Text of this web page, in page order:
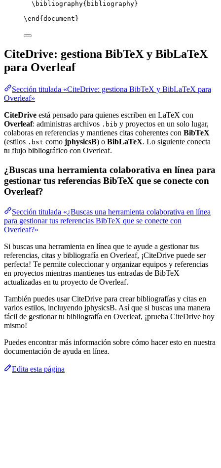
\bibliography{bibliography}
\end { document }
CiteDrive: gestiona BibTeX y BibLaTeX
para Overleaf
Sección titulada «CiteDrive: gestiona BibTeX y BibLaTeX para
Overleaf»
CiteDrive está pensado para quienes escriben en LaTeX con
Overleaf: administras archivos .bib y proyectos en un solo lugar,
colaboras en referencias y mantienes citas coherentes con BibTeX
(estilos .bst como jphysicsB) o BibLaTeX. Lo siguiente conecta
tu flujo bibliográfico con Overleaf.
¿Buscas una herramienta colaborativa en línea para
gestionar tus referencias BibTeX que se conecte con
Overleaf?
Sección titulada «¿Buscas una herramienta colaborativa en línea
para gestionar tus referencias BibTeX que se conecte con
Overleaf?»
Si buscas una herramienta en línea que te ayude a gestionar tus
referencias, citas y bibliografía en Overleaf, ¡CiteDrive puede ser
perfecta! Te permite coleccionar y organizar equipos y referencias
en proyectos mientras mantienes tus entradas de BibTeX
actualizadas en tu proyecto de Overleaf.
También puedes usar CiteDrive para crear bibliografías y citas en
varios estilos, incluyendo jphysicsB. Así que si buscas una manera
fácil de gestionar tu bibliografía en Overleaf, ¡prueba CiteDrive hoy
mismo!
Puedes encontrar más información sobre cómo hacer esto en nuestra
documentación de ayuda en línea.
Edita esta página